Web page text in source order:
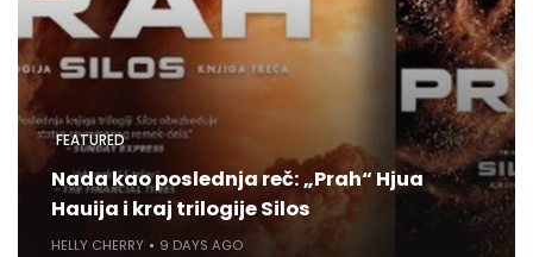
FEATURED
Nada kao poslednja reč: „Prah“ Hjua
Hauija i kraj trilogije Silos
HELLY CHERRY 9 DAYS AGO